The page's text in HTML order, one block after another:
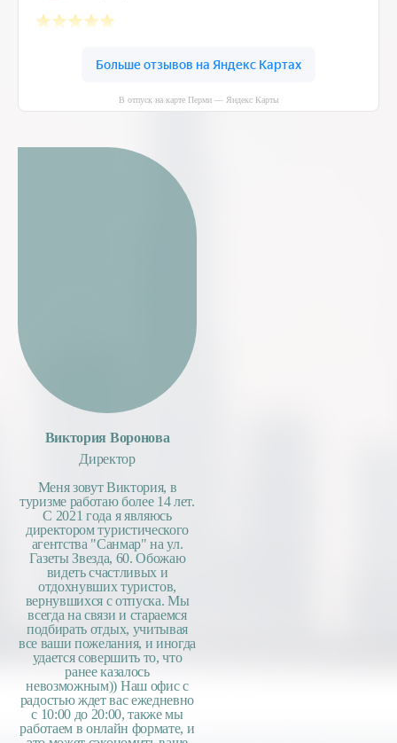
В отпуск на карте Перми — Яндекс Карты
Виктория Воронова
Директор
Меня зовут Виктория, в
туризме работаю более 14 лет.
С 2021 года я являюсь
директором туристического
агентства "Санмар" на ул.
Газеты Звезда, 60. Обожаю
видеть счастливых и
отдохнувших туристов,
вернувшихся с отпуска. Мы
всегда на связи и стараемся
подбирать отдых, учитывая
все ваши пожелания, и иногда
удается совершить то, что
ранее казалось
невозможным)) Наш офис с
радостью ждет вас ежедневно
с 10:00 до 20:00, также мы
работаем в онлайн формате, и